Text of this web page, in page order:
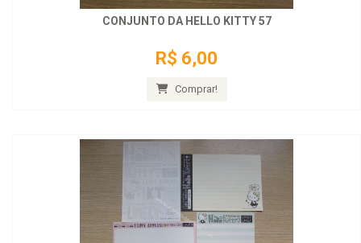
CONJUNTO DA HELLO KITTY 57
R$ 6,00
Comprar!